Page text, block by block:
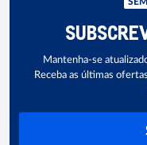
Mantenha-se
Receba as últimas